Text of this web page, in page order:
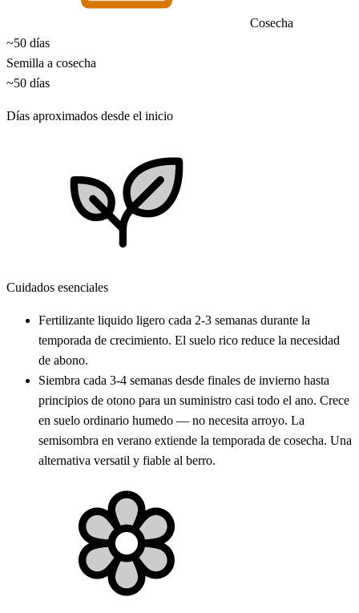
Cosecha
~50 días
Semilla a cosecha
~50 días
Días aproximados desde el inicio
Cuidados esenciales
Fertilizante liquido ligero cada 2-3 semanas durante la
temporada de crecimiento. El suelo rico reduce la necesidad
de abono.
Siembra cada 3-4 semanas desde finales de invierno hasta
principios de otono para un suministro casi todo el ano. Crece
en suelo ordinario humedo — no necesita arroyo. La
semisombra en verano extiende la temporada de cosecha. Una
alternativa versatil y fiable al berro.